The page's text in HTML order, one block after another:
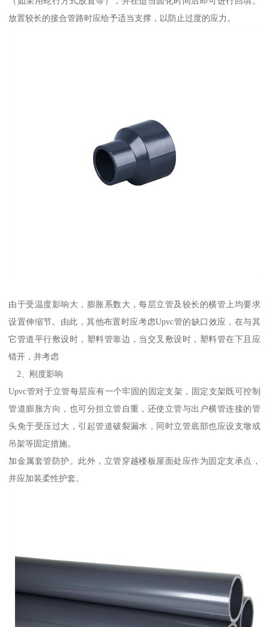
放置较长的接合管路时应给予适当支撑，以防止过度的应力。
由于受温度影响大，膨胀系数大，每层立管及较长的横管上均要求
设置伸缩节。由此，其他布置时应考虑Upvc管的缺口效应，在与其
它管道平行敷设时，塑料管靠边，当交叉敷设时，塑料管在下且应
错开，并考虑
2、刚度影响
Upvc管对于立管每层应有一个牢固的固定支架，固定支架既可控制
管道膨胀方向，也可分担立管自重，还使立管与出户横管连接的管
头免于受压过大，引起管道破裂漏水，同时立管底部也应设支墩或
吊架等固定措施。
加金属套管防护。此外，立管穿越楼板屋面处应作为固定支承点，
并应加装柔性护套。